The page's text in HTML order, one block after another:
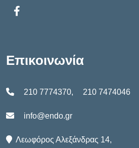
Επικοινωνία
210 7774370, 210 7474046
info@endo.gr
Λεωφόρος Αλεξάνδρας 14,